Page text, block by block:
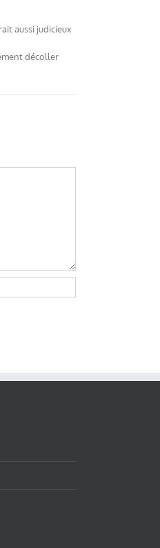
aussi judicieux
décoller